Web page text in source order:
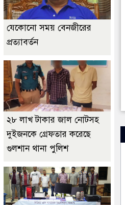
যেকোনো সময় বেনজীরের
প্রত্যাবর্তন
২৮ লাখ টাকার জাল নোটসহ
দুইজনকে গ্রেফতার করেছে
গুলশান থানা পুলিশ